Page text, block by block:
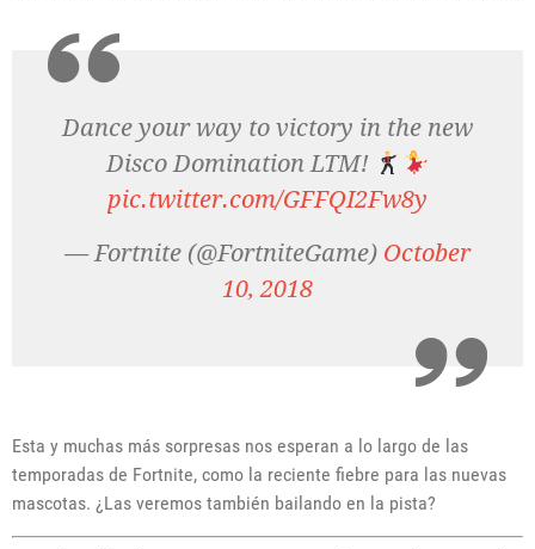
Dance your way to victory in the new
Disco Domination LTM!
pic.twitter.com/GFFQI2Fw8y
— Fortnite (@FortniteGame) October
10, 2018
Esta y muchas más sorpresas nos esperan a lo largo de las
temporadas de Fortnite, como la reciente fiebre para las nuevas
mascotas. ¿Las veremos también bailando en la pista?